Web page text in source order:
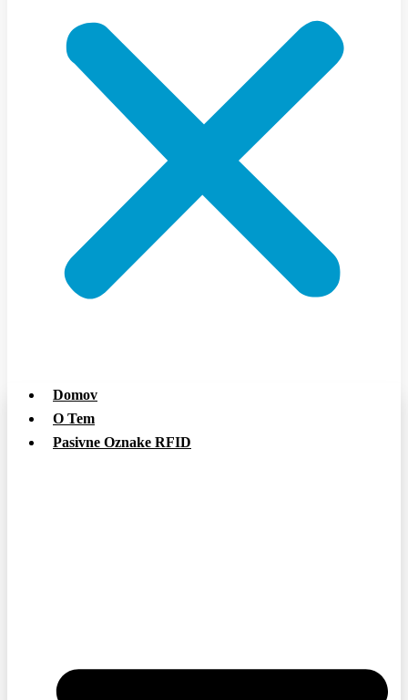
Domov
O Tem
Pasivne Oznake RFID